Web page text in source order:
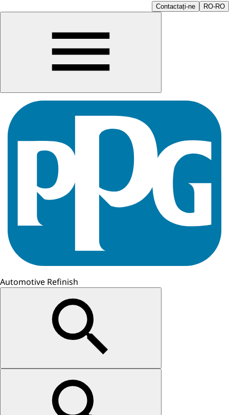
Contactați-ne RO-RO
Automotive Refinish